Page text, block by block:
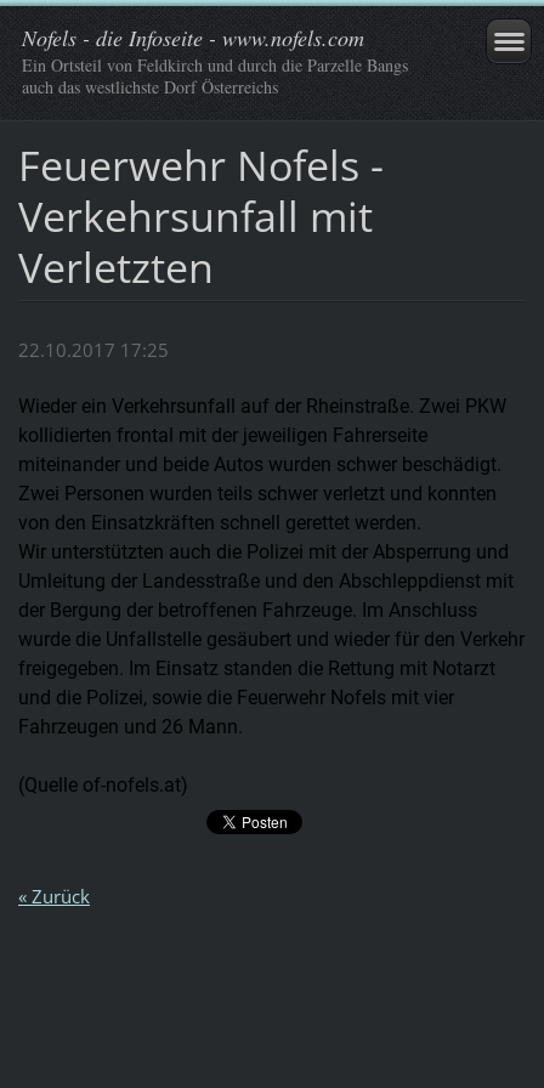
Nofels - die Infoseite - www.nofels.com
Ein Ortsteil von Feldkirch und durch die Parzelle Bangs
auch das westlichste Dorf Österreichs
Feuerwehr Nofels -
Verkehrsunfall mit
Verletzten
22.10.2017 17:25
Wieder ein Verkehrsunfall auf der Rheinstraße. Zwei PKW
kollidierten frontal mit der jeweiligen Fahrerseite
miteinander und beide Autos wurden schwer beschädigt.
Zwei Personen wurden teils schwer verletzt und konnten
von den Einsatzkräften schnell gerettet werden.
Wir unterstützten auch die Polizei mit der Absperrung und
Umleitung der Landesstraße und den Abschleppdienst mit
der Bergung der betroffenen Fahrzeuge. Im Anschluss
wurde die Unfallstelle gesäubert und wieder für den Verkehr
freigegeben. Im Einsatz standen die Rettung mit Notarzt
und die Polizei, sowie die Feuerwehr Nofels mit vier
Fahrzeugen und 26 Mann.
(Quelle of-nofels.at)
« Zurück